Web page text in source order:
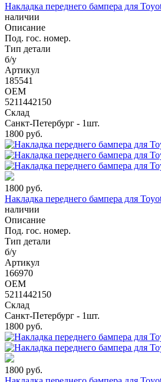
Накладка переднего бампера для
наличии
Описание
Под. гос. номер.
Тип детали
б/у
Артикул
185541
OEM
5211442150
Склад
Санкт-Петербург - 1шт.
1800 руб.
1800 руб.
Накладка переднего бампера для
наличии
Описание
Под. гос. номер.
Тип детали
б/у
Артикул
166970
OEM
5211442150
Склад
Санкт-Петербург - 1шт.
1800 руб.
1800 руб.